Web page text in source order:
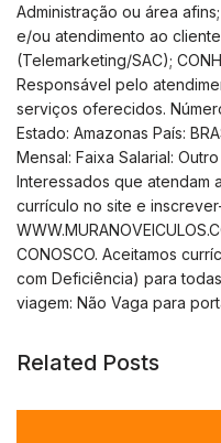
Administração ou área
e/ou atendimento ao
(Telemarketing/SAC);
Responsável pelo
serviços oferecidos.
Estado: Amazonas País:
Mensal: Faixa Salarial:
Interessados que atendam
currículo no site e
CONOSCO. Aceitamos
com Deficiência) para
viagem: Não Vaga para
Related Posts